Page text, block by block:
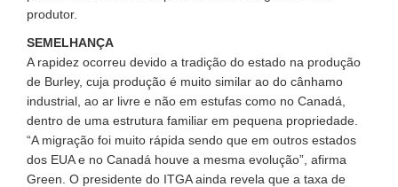
produtor.
SEMELHANÇA
A rapidez ocorreu devido a tradição do estado na produção
de Burley, cuja produção é muito similar ao do cânhamo
industrial, ao ar livre e não em estufas como no Canadá,
dentro de uma estrutura familiar em pequena propriedade.
“A migração foi muito rápida sendo que em outros estados
dos EUA e no Canadá houve a mesma evolução”, afirma
Green. O presidente do ITGA ainda revela que a taxa de